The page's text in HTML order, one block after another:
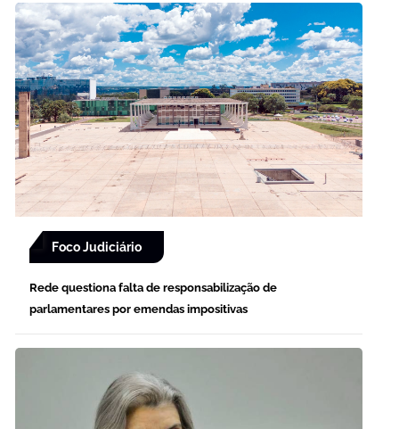
Foco Judiciário
Rede questiona falta de responsabilização de
parlamentares por emendas impositivas